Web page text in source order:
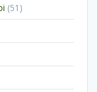
51 51
producten